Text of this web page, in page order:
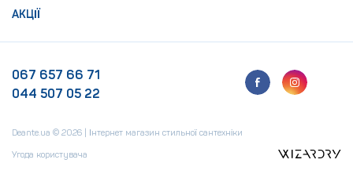
АКЦІЇ
067 657 66 71
044 507 05 22
Deante.ua © 2026 | Інтернет магазин стильної сантехніки
Угода користувача